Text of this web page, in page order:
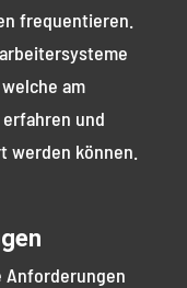
frequentieren.
am
und
werden können.
Anforderungen